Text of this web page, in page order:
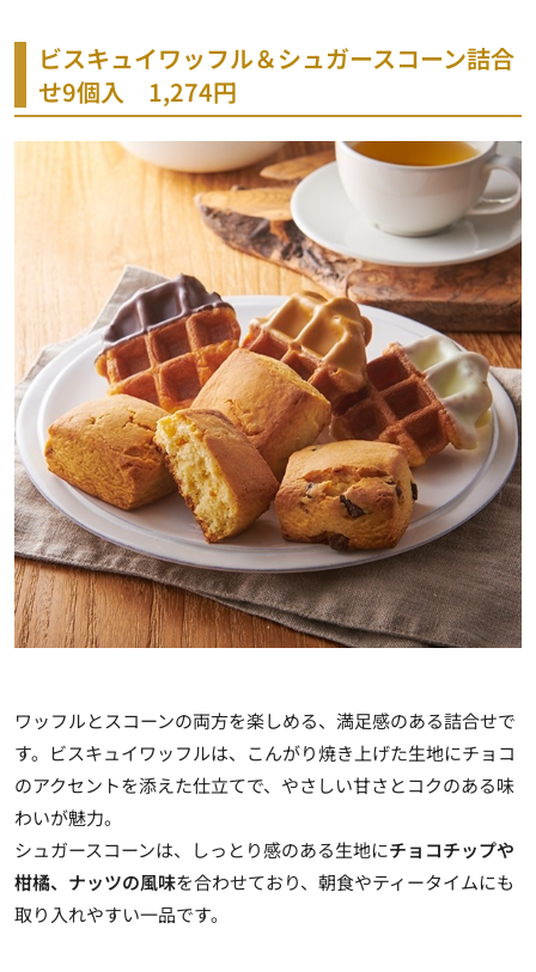
ビスキュイワッフル＆シュガースコーン詰合
せ9個入 1,274円
ワッフルとスコーンの両方を楽しめる、満足感のある詰合せで
す。ビスキュイワッフルは、こんがり焼き上げた生地にチョコ
のアクセントを添えた仕立てで、やさしい甘さとコクのある味
わいが魅力。
シュガースコーンは、しっとり感のある生地にチョコチップや
柑橘、ナッツの風味を合わせており、朝食やティータイムにも
取り入れやすい一品です。